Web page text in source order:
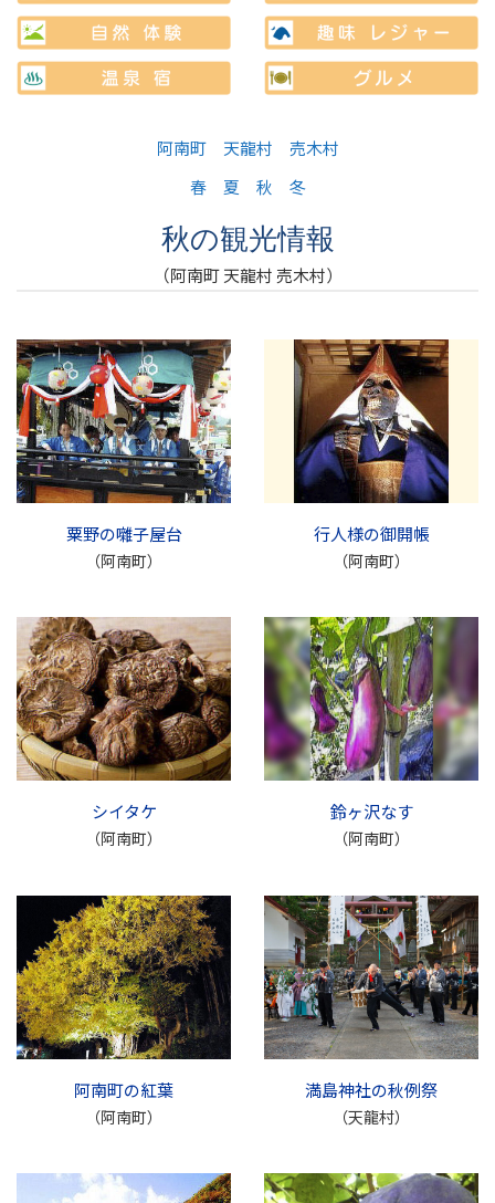
阿南町 天龍村
売木村
春
夏 秋 冬
秋の観光情報
（阿南町 天龍村 売木村）
粟野の囃子屋台
（阿南町）
行人様の御開帳
（阿南町）
シイタケ
（阿南町）
鈴ヶ沢なす
（阿南町）
阿南町の紅葉
（阿南町）
満島神社の秋例祭
（天龍村）